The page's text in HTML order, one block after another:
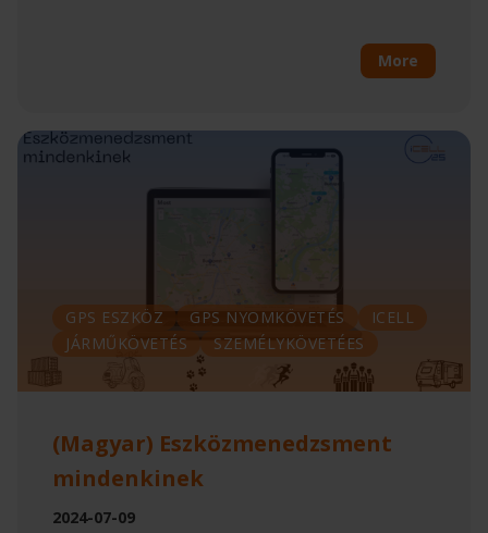
More
GPS ESZKÖZ GPS NYOMKÖVETÉS
ICELL
JÁRMŰKÖVETÉS
SZEMÉLYKÖVETÉES
(Magyar) Eszközmenedzsment
mindenkinek
2024-07-09